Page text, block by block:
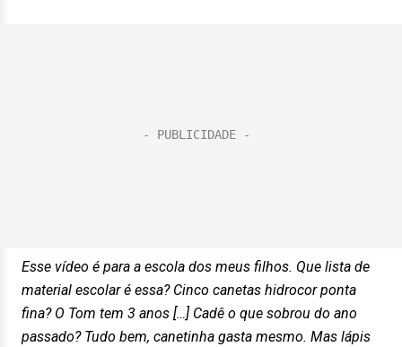
Esse vídeo é para a escola dos meus filhos. Que lista de
material escolar é essa? Cinco canetas hidrocor ponta
fina? O Tom tem 3 anos […] Cadê o que sobrou do ano
passado? Tudo bem, canetinha gasta mesmo. Mas lápis